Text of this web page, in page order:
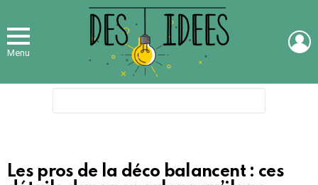
Menu
Les pros de la déco balancent : ces